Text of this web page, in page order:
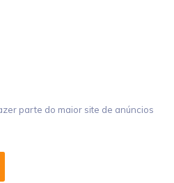
parte do maior site de anúncios